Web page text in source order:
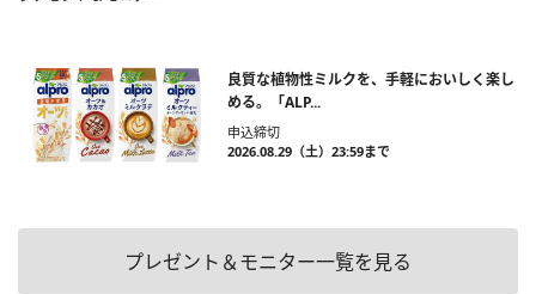
良質な植物性ミルクを、手軽においしく楽し
める。「ALP...
申込締切
2026.08.29（土）23:59まで
プレゼント＆モニター一覧を見る